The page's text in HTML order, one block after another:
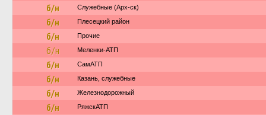
б/н Служебные (Арх-ск)
б/н Плесецкий район
б/н Прочие
б/н Меленки-АТП
б/н СамАТП
б/н Казань, служебные
б/н Железнодорожный
б/н РяжскАТП